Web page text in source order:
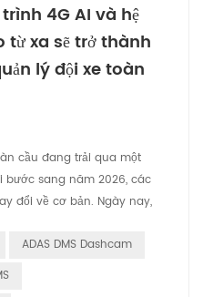
4G AI và hệ
xa sẽ trở thành
lý đội xe toàn
cầu đang trải qua một
bước sang năm 2026, các
đổi về cơ bản. Ngày nay,
nhà lãnh đạo thị trường hiện
và "phân tích" con đường
ADAS DMS Dashcam